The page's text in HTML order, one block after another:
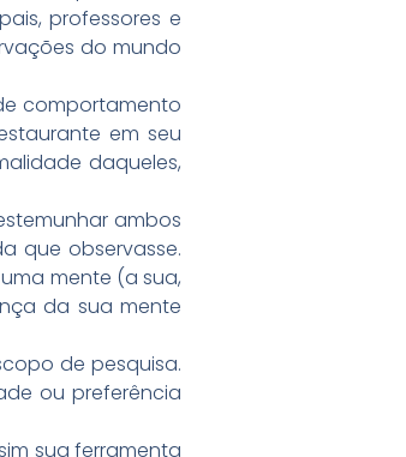
professores e
do mundo
comportamento
em seu
daqueles,
ambos
que observasse.
mente (a sua,
da sua mente
de pesquisa.
ou preferência
sua ferramenta